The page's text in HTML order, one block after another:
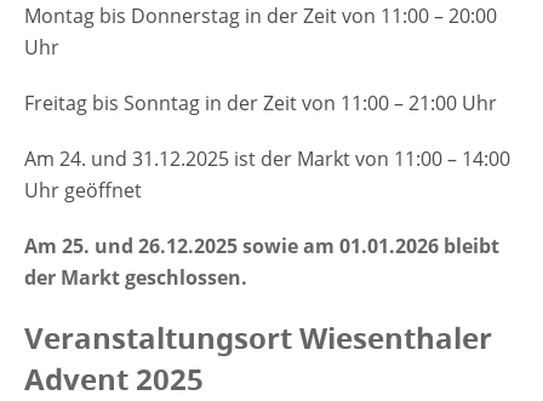
Montag bis Donnerstag in der Zeit von 11:00 – 20:00
Uhr
Freitag bis Sonntag in der Zeit von 11:00 – 21:00 Uhr
Am 24. und 31.12.2025 ist der Markt von 11:00 – 14:00
Uhr geöffnet
Am 25. und 26.12.2025 sowie am 01.01.2026 bleibt
der Markt geschlossen.
Veranstaltungsort Wiesenthaler
Advent 2025